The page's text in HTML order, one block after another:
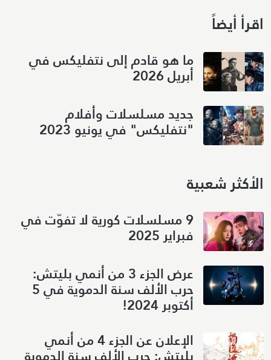
اقرأ أيضاً
ما هو قادم إلى نتفليكس في
أبريل 2026
جديد مسلسلات وأفلام
"نتفليكس" في يونيو 2023
الأكثر شعبية
9 مسلسلات كورية لا تفوّت في
فبراير 2025
عرض الجزء 3 من أنمي بليتش:
حرب الألف سنة الدموية في 5
أكتوبر 2024!
الإعلان عن الجزء 4 من أنمي